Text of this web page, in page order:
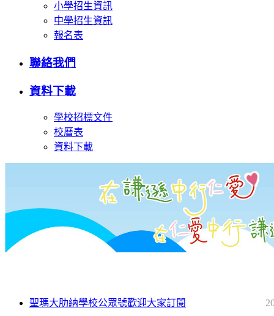
小學招生資訊
中學招生資訊
報名表
聯絡我們
資料下載
學校招標文件
校曆表
資料下載
聖瑪大肋納學校公眾號歡迎大家訂閱